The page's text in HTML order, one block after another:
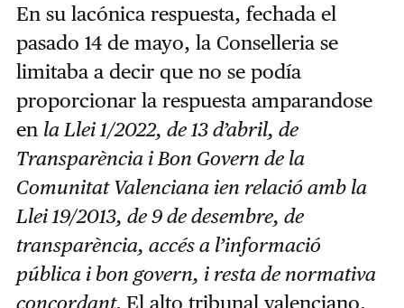
En su lacónica respuesta, fechada el
pasado 14 de mayo, la Conselleria se
limitaba a decir que no se podía
proporcionar la respuesta amparandose
en la Llei 1/2022, de 13 d’abril, de
Transparència i Bon Govern de la
Comunitat Valenciana ien relació amb la
Llei 19/2013, de 9 de desembre, de
transparència, accés a l’informació
pública i bon govern, i resta de normativa
concordant. El alto tribunal valenciano,